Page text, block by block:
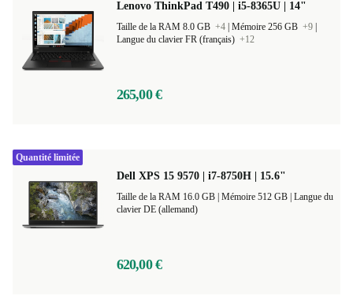
Lenovo ThinkPad T490 | i5-8365U | 14"
Taille de la RAM 8.0 GB +4 Mémoire 256 GB +9
Langue du clavier FR (français) +12
265,00 €
Dell XPS 15 9570 | i7-8750H | 15.6"
Langue du
clavier DE (allemand)
620,00 €
Quantité limitée